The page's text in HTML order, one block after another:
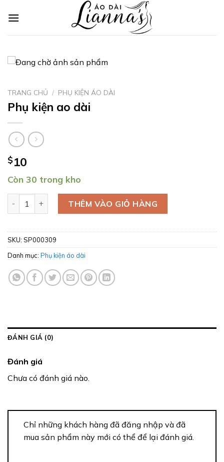
TRANG CHỦ / PHỤ KIỆN ÁO DÀI
Phụ kiện ao dài
$10
Còn 30 trong kho
Phụ kiện ao dài số lượngTHÊM VÀO GIỎ HÀNG
SKU: SP000309
Danh mục: Phụ kiện áo dài
ĐÁNH GIÁ (0)
Đánh giá
Chưa có đánh giá nào.
Chỉ những khách hàng đã đăng nhập và đã
mua sản phẩm này mới có thể để lại đánh giá.